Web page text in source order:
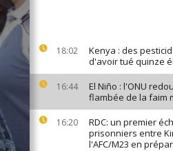
18:02
Kenya : des
d'avoir tué quinze
16:44
El Niño : l'ONU
flambée de la faim
16:20
RDC: un premier
prisonniers entre
l'AFC/M23 en